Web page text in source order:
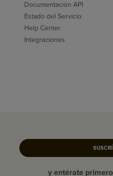
Documentación API
Estado del Servicio
Help Center
Integraciones
y entérate